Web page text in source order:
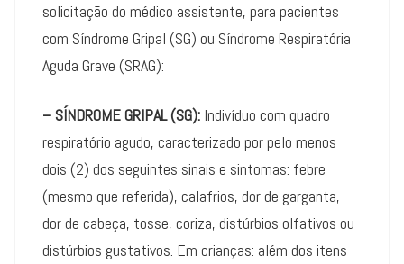
solicitação do médico assistente, para pacientes
com Síndrome Gripal (SG) ou Síndrome Respiratória
Aguda Grave (SRAG):
– SÍNDROME GRIPAL (SG): Indivíduo com quadro
respiratório agudo, caracterizado por pelo menos
dois (2) dos seguintes sinais e sintomas: febre
(mesmo que referida), calafrios, dor de garganta,
dor de cabeça, tosse, coriza, distúrbios olfativos ou
distúrbios gustativos. Em crianças: além dos itens